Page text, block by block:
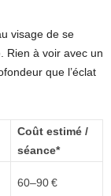
visage de se
Rien à voir avec un
que l’éclat
Coût estimé /
séance*
60–90 €